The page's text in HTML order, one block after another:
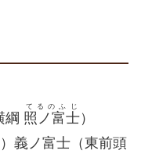
綱 照ノ富士
てるのふじ
）
義ノ富士（東前頭